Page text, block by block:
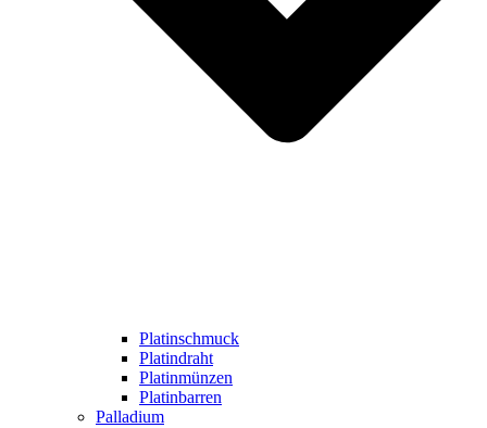
Platinschmuck
Platindraht
Platinmünzen
Platinbarren
Palladium